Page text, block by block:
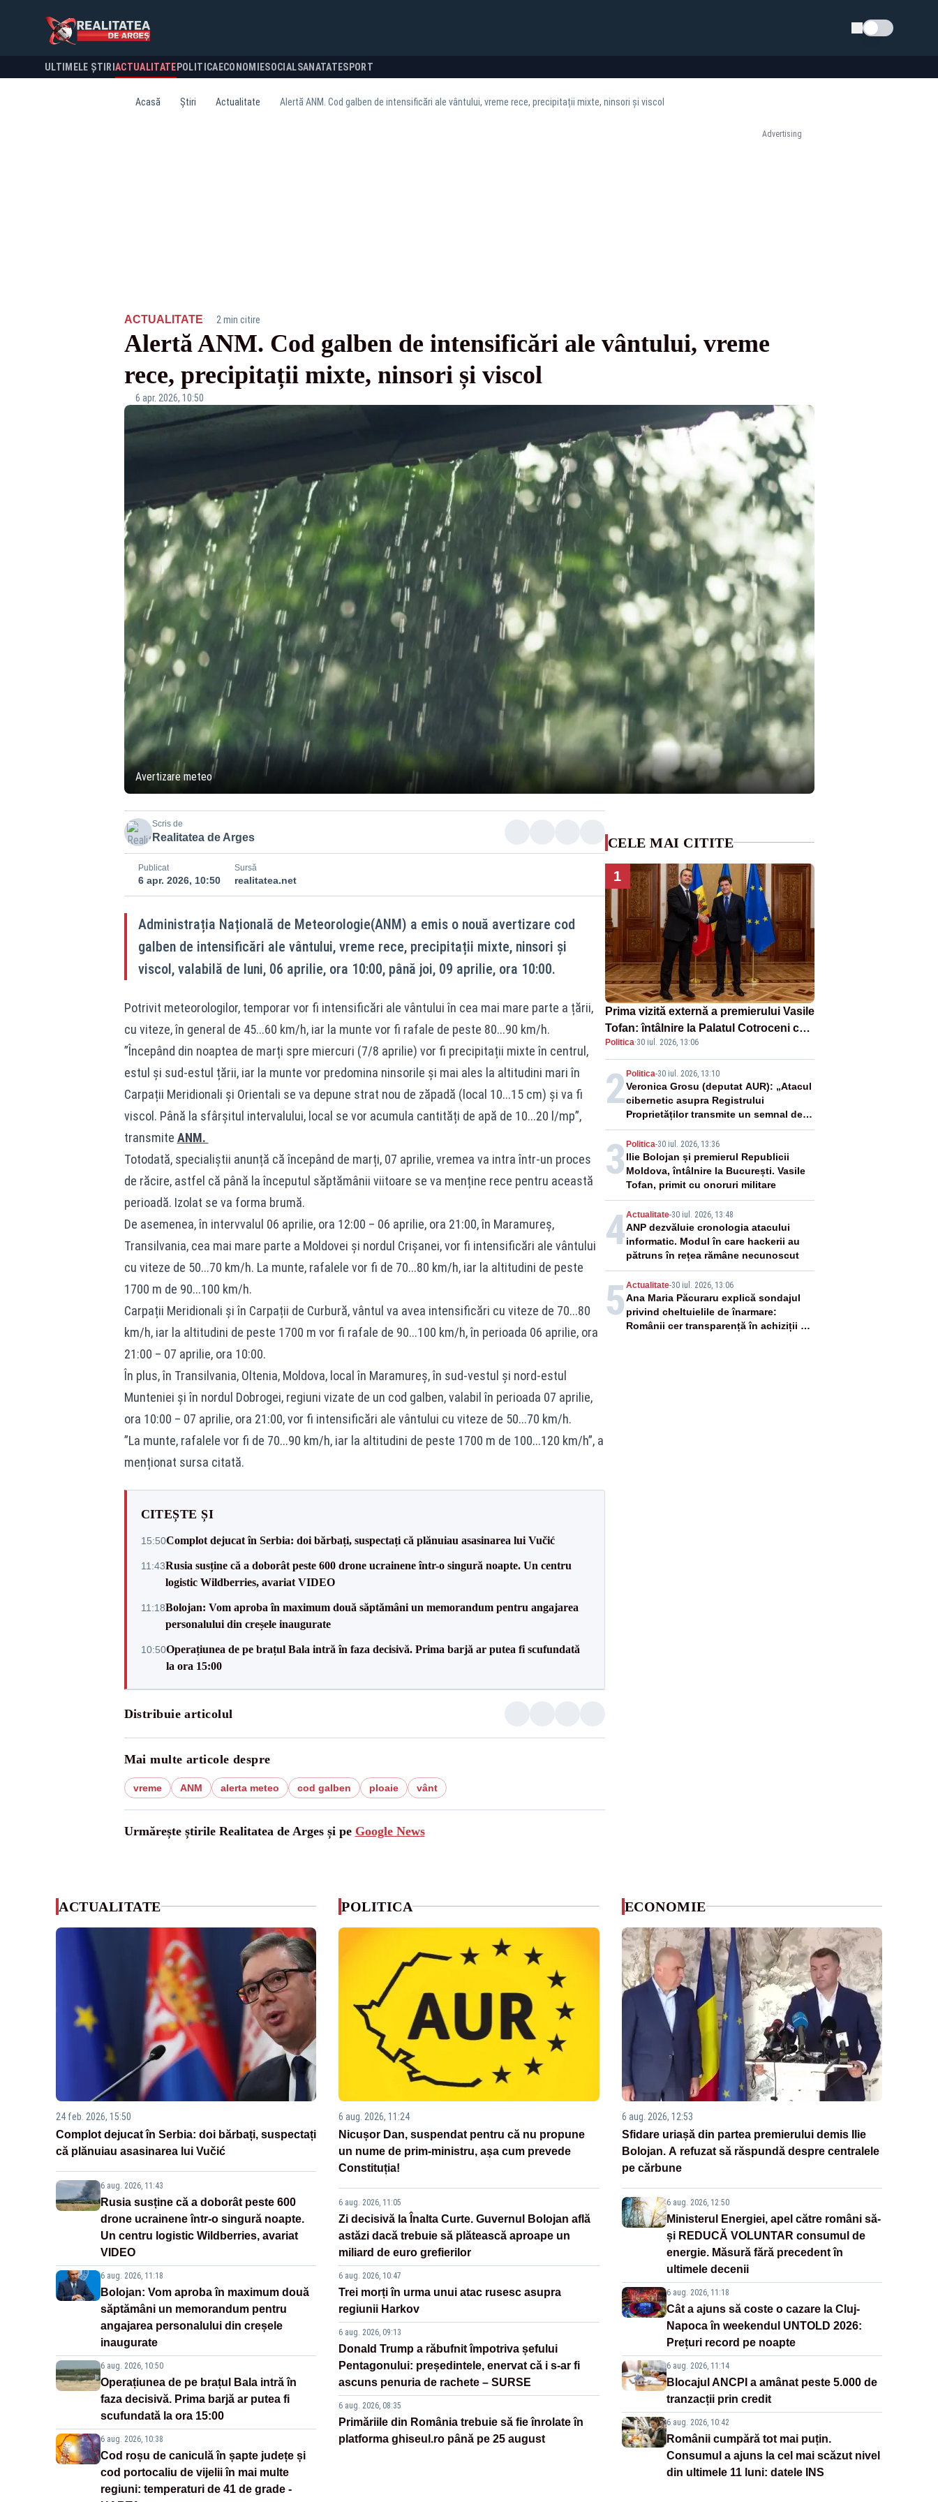
Schimba tema
ULTIMELE ȘTIRI ACTUALITATE POLITICA ECONOMIESOCIALSANATATESPORT
Acasă Știri Actualitate Alertă ANM. Cod galben de intensificări ale vântului, vreme rece, precipitații mixte, ninsori și viscol
Advertising
ACTUALITATE· 2 min citire
Alertă ANM. Cod galben de intensificări ale vântului, vreme
rece, precipitații mixte, ninsori și viscol
6 apr. 2026, 10:50
Avertizare meteo
Scris de
Realitatea de Arges
Publicat
6 apr. 2026, 10:50
Sursă
realitatea.net
Administrația Națională de Meteorologie(ANM) a emis o nouă avertizare cod
galben de intensificări ale vântului, vreme rece, precipitații mixte, ninsori și
viscol, valabilă de luni, 06 aprilie, ora 10:00, până joi, 09 aprilie, ora 10:00.
Potrivit meteorologilor, temporar vor fi intensificări ale vântului în cea mai mare parte a țării,
cu viteze, în general de 45...60 km/h, iar la munte vor fi rafale de peste 80...90 km/h.
”Începând din noaptea de marți spre miercuri (7/8 aprilie) vor fi precipitații mixte în centrul,
estul și sud-estul țării, iar la munte vor predomina ninsorile și mai ales la altitudini mari în
Carpații Meridionali și Orientali se va depune strat nou de zăpadă (local 10...15 cm) și va fi
viscol. Până la sfârșitul intervalului, local se vor acumula cantități de apă de 10...20 l/mp”,
transmite ANM.
Totodată, specialiștii anunță că începând de marți, 07 aprilie, vremea va intra într-un proces
de răcire, astfel că până la începutul săptămânii viitoare se va menține rece pentru această
perioadă. Izolat se va forma brumă.
De asemenea, în intervvalul 06 aprilie, ora 12:00 – 06 aprilie, ora 21:00, în Maramureș,
Transilvania, cea mai mare parte a Moldovei și nordul Crișanei, vor fi intensificări ale vântului
cu viteze de 50...70 km/h. La munte, rafalele vor fi de 70...80 km/h, iar la altitudini de peste
1700 m de 90...100 km/h.
Carpații Meridionali și în Carpații de Curbură, vântul va avea intensificări cu viteze de 70...80
km/h, iar la altitudini de peste 1700 m vor fi rafale de 90...100 km/h, în perioada 06 aprilie, ora
21:00 – 07 aprilie, ora 10:00.
În plus, în Transilvania, Oltenia, Moldova, local în Maramureș, în sud-vestul și nord-estul
Munteniei și în nordul Dobrogei, regiuni vizate de un cod galben, valabil în perioada 07 aprilie,
ora 10:00 – 07 aprilie, ora 21:00, vor fi intensificări ale vântului cu viteze de 50...70 km/h.
”La munte, rafalele vor fi de 70...90 km/h, iar la altitudini de peste 1700 m de 100...120 km/h”, a
menționat sursa citată.
CITEȘTE ȘI
15:50Complot dejucat în Serbia: doi bărbați, suspectați că plănuiau asasinarea lui Vučić
11:43Rusia susține că a doborât peste 600 drone ucrainene într-o singură noapte. Un centru
logistic Wildberries, avariat VIDEO
11:18Bolojan: Vom aproba în maximum două săptămâni un memorandum pentru angajarea
personalului din creșele inaugurate
10:50Operațiunea de pe brațul Bala intră în faza decisivă. Prima barjă ar putea fi scufundată
la ora 15:00
Distribuie articolul
Mai multe articole despre
vreme ANM alerta meteo cod galben ploaie vânt
Urmărește știrile Realitatea de Arges și pe Google News
CELE MAI CITITE
1
Prima vizită externă a premierului Vasile
Tofan: întâlnire la Palatul Cotroceni cu
președintele Nicușor Dan
Politica·30 iul. 2026, 13:06
2Politica-30 iul. 2026, 13:10
Veronica Grosu (deputat AUR): „Atacul
cibernetic asupra Registrului
Proprietăților transmite un semnal de
neîncredere investitorilor”
3 Politica-30 iul. 2026, 13:36
Ilie Bolojan și premierul Republicii
Moldova, întâlnire la București. Vasile
Tofan, primit cu onoruri militare
4Actualitate-30 iul. 2026, 13:48
ANP dezvăluie cronologia atacului
informatic. Modul în care hackerii au
pătruns în rețea rămâne necunoscut
5 Actualitate-30 iul. 2026, 13:06
Ana Maria Păcuraru explică sondajul
privind cheltuielile de înarmare:
Românii cer transparență în achiziții și
ACTUALITATE
24 feb. 2026, 15:50
Complot dejucat în Serbia: doi bărbați, suspectați
că plănuiau asasinarea lui Vučić
6 aug. 2026, 11:43
Rusia susține că a doborât peste 600
drone ucrainene într-o singură noapte.
Un centru logistic Wildberries, avariat
VIDEO
6 aug. 2026, 11:18
Bolojan: Vom aproba în maximum două
săptămâni un memorandum pentru
angajarea personalului din creșele
inaugurate
6 aug. 2026, 10:50
Operațiunea de pe brațul Bala intră în
faza decisivă. Prima barjă ar putea fi
scufundată la ora 15:00
6 aug. 2026, 10:38
Cod roșu de caniculă în șapte județe și
cod portocaliu de vijelii în mai multe
regiuni: temperaturi de 41 de grade -
POLITICA
6 aug. 2026, 11:24
Nicușor Dan, suspendat pentru că nu propune
un nume de prim-ministru, așa cum prevede
Constituția!
6 aug. 2026, 11:05
Zi decisivă la Înalta Curte. Guvernul Bolojan află
astăzi dacă trebuie să plătească aproape un
miliard de euro grefierilor
6 aug. 2026, 10:47
Trei morți în urma unui atac rusesc asupra
regiunii Harkov
6 aug. 2026, 09:13
Donald Trump a răbufnit împotriva șefului
Pentagonului: președintele, enervat că i s-ar fi
ascuns penuria de rachete – SURSE
6 aug. 2026, 08:35
Primăriile din România trebuie să fie înrolate în
platforma ghiseul.ro până pe 25 august
ECONOMIE
6 aug. 2026, 12:53
Sfidare uriașă din partea premierului demis Ilie
Bolojan. A refuzat să răspundă despre centralele
pe cărbune
6 aug. 2026, 12:50
Ministerul Energiei, apel către români să-
și REDUCĂ VOLUNTAR consumul de
energie. Măsură fără precedent în
ultimele decenii
6 aug. 2026, 11:18
Cât a ajuns să coste o cazare la Cluj-
Napoca în weekendul UNTOLD 2026:
Prețuri record pe noapte
6 aug. 2026, 11:14
Blocajul ANCPI a amânat peste 5.000 de
tranzacții prin credit
6 aug. 2026, 10:42
Românii cumpără tot mai puțin.
Consumul a ajuns la cel mai scăzut nivel
din ultimele 11 luni: datele INS